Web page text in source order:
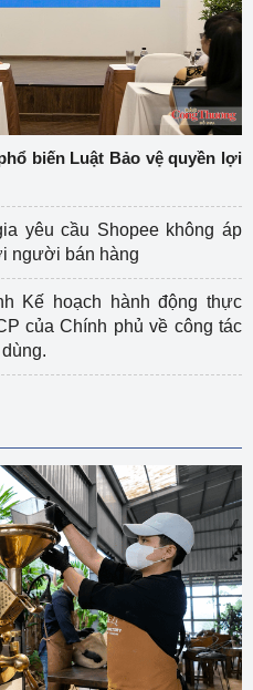
biến Luật Bảo vệ quyền lợi
yêu cầu Shopee không áp
người bán hàng
Kế hoạch hành động thực
của Chính phủ về công tác